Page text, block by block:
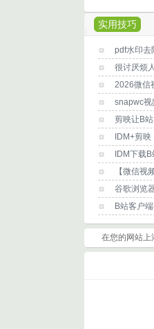
实用技巧
pdf水印
剪映让B
IDM+剪
IDM下载
【微信视
谷歌浏览
B站客户
在您的网站上